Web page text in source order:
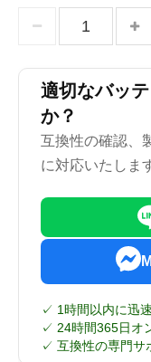
適切なバッ
か？
互換性の確認、
に対応いたしま
✓ 1時間以内に迅
✓ 24時間365日オ
✓ 互換性の専門サ